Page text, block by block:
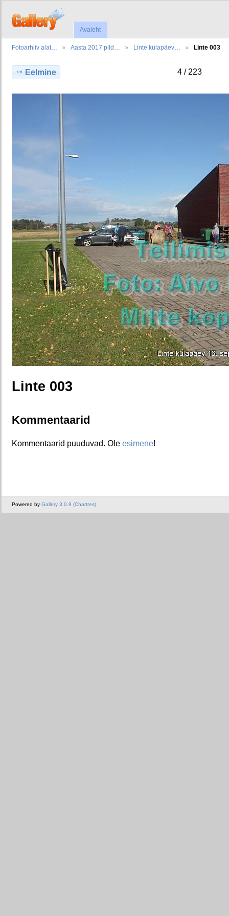
Avaleht
Fotoarhiiv alat… Aasta 2017 pild… Linte külapäev… Linte 003
Eelmine 4 / 223
Linte 003
Kommentaarid
Kommentaarid puuduvad. Ole esimene!
Powered by Gallery 3.0.9 (Chartres)